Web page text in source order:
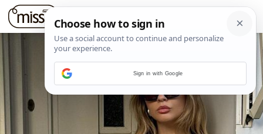
Sign in with Google